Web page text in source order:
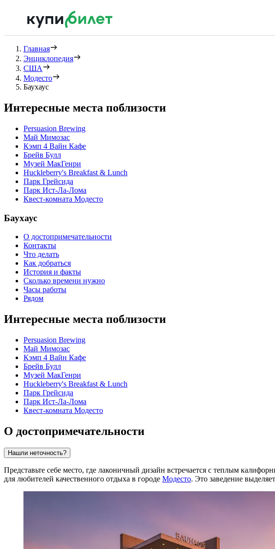
Главная
Энциклопедия
США
Модесто
Баухаус
Интересные места поблизости
Persuasion Brewing
Май Мимозас
Кэмп 4 Вайн Кафе
Брейв Булл
Музей МакГенри
Huckleberry's Breakfast & Lunch
Парк Грейсида
Парк Ист-Ла-Лома
Квест-комната Модесто
Баухаус
О достопримечательности
Контакты
Что делать
Как добраться
История и факты
Сколько времени нужно
Часы работы
Рядом
Интересные места поблизости
Persuasion Brewing
Май Мимозас
Кэмп 4 Вайн Кафе
Брейв Булл
Музей МакГенри
Huckleberry's Breakfast & Lunch
Парк Грейсида
Парк Ист-Ла-Лома
Квест-комната Модесто
О достопримечательности
Нашли неточность?
Представьте себе место, где лаконичный дизайн встречается с теплым
для любителей качественного отдыха в городе Модесто. Это заведение